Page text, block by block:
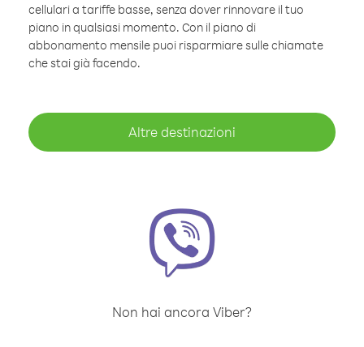
cellulari a tariffe basse, senza dover rinnovare il tuo
piano in qualsiasi momento. Con il piano di
abbonamento mensile puoi risparmiare sulle chiamate
che stai già facendo.
Altre destinazioni
Non hai ancora Viber?